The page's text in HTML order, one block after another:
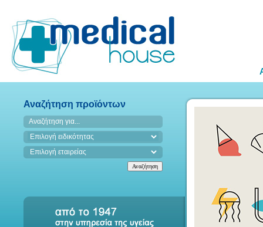
Αναζήτηση προϊόντων